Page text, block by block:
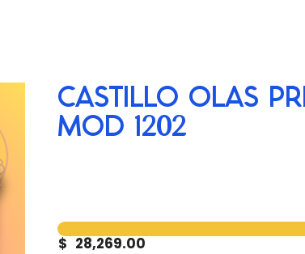
CASTILLO OLAS
MOD 1202
$ 28,269.00